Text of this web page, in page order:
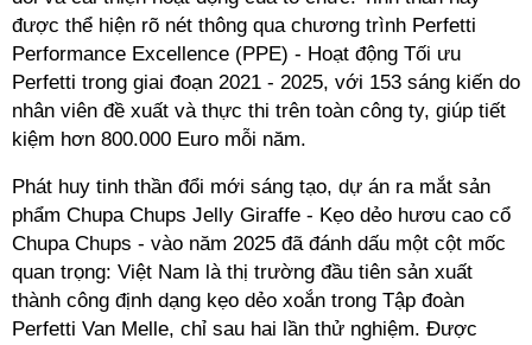
được thể hiện rõ nét thông qua chương trình Perfetti
Performance Excellence (PPE) - Hoạt động Tối ưu
Perfetti trong giai đoạn 2021 - 2025, với 153 sáng kiến do
nhân viên đề xuất và thực thi trên toàn công ty, giúp tiết
kiệm hơn 800.000 Euro mỗi năm.
Phát huy tinh thần đổi mới sáng tạo, dự án ra mắt sản
phẩm Chupa Chups Jelly Giraffe - Kẹo dẻo hươu cao cổ
Chupa Chups - vào năm 2025 đã đánh dấu một cột mốc
quan trọng: Việt Nam là thị trường đầu tiên sản xuất
thành công định dạng kẹo dẻo xoắn trong Tập đoàn
Perfetti Van Melle, chỉ sau hai lần thử nghiệm. Được